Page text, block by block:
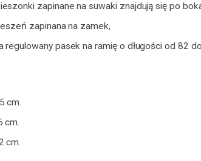
zapinane na suwaki znajdują się po
zapinana na zamek,
regulowany pasek na ramię o długości od 82
cm.
cm.
cm.